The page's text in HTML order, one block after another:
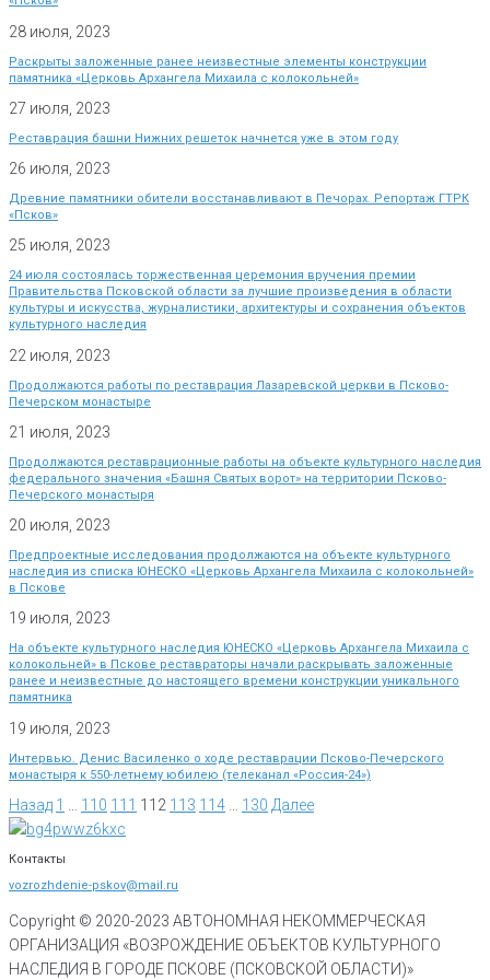
28 июля, 2023
Раскрыты заложенные ранее неизвестные элементы конструкции
памятника «Церковь Архангела Михаила с колокольней»
27 июля, 2023
Реставрация башни Нижних решеток начнется уже в этом году
26 июля, 2023
Древние памятники обители восстанавливают в Печорах. Репортаж ГТРК
«Псков»
25 июля, 2023
24 июля состоялась торжественная церемония вручения премии
Правительства Псковской области за лучшие произведения в области
культуры и искусства, журналистики, архитектуры и сохранения объектов
культурного наследия
22 июля, 2023
Продолжаются работы по реставрация Лазаревской церкви в Псково-
Печерском монастыре
21 июля, 2023
Продолжаются реставрационные работы на объекте культурного наследия
федерального значения «Башня Святых ворот» на территории Псково-
Печерского монастыря
20 июля, 2023
Предпроектные исследования продолжаются на объекте культурного
наследия из списка ЮНЕСКО «Церковь Архангела Михаила с колокольней»
в Пскове
19 июля, 2023
На объекте культурного наследия ЮНЕСКО «Церковь Архангела Михаила с
колокольней» в Пскове реставраторы начали раскрывать заложенные
ранее и неизвестные до настоящего времени конструкции уникального
памятника
19 июля, 2023
Интервью. Денис Василенко о ходе реставрации Псково-Печерского
монастыря к 550-летнему юбилею (телеканал «Россия-24»)
Назад 1 110 111 112 113 114 130 Далее
Контакты
vozrozhdenie-pskov@mail.ru
Copyright © 2020-2023 АВТОНОМНАЯ НЕКОММЕРЧЕСКАЯ
ОРГАНИЗАЦИЯ «ВОЗРОЖДЕНИЕ ОБЪЕКТОВ КУЛЬТУРНОГО
НАСЛЕДИЯ В ГОРОДЕ ПСКОВЕ (ПСКОВСКОЙ ОБЛАСТИ)»